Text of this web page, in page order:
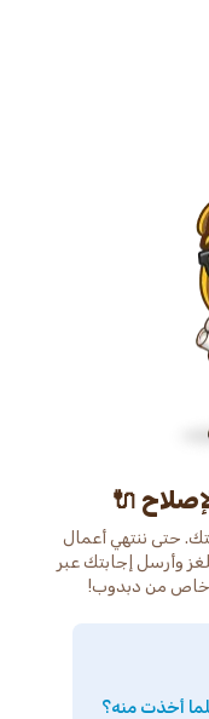
🔌
حتى ننتهي أعمال
وأرسل إجابتك عبر
خاص من دبدوب!
أخذت منه؟